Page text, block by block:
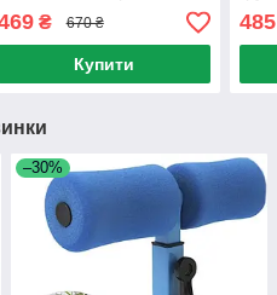
Колесо для преса /
для пресу
₴ 670 ₴
Купити
485
–30%